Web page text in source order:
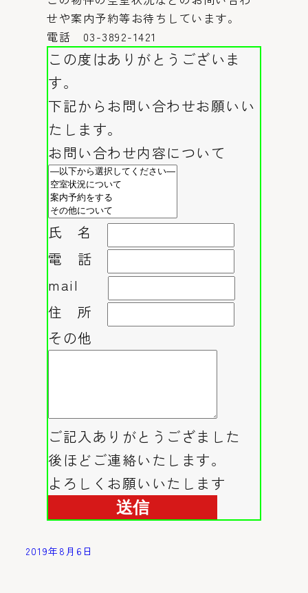
せや案内予約等お待ちしています。
電話 03-3892-1421
この度はありがとうございま
す。
下記からお問い合わせお願いい
たします。
お問い合わせ内容について
氏 名
電 話
mail
住 所
その他
ご記入ありがとうござました
後ほどご連絡いたします。
よろしくお願いいたします
2019年8月6日